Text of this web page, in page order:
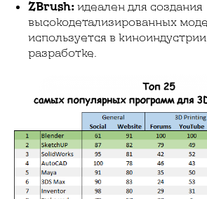
ZBrush: идеален для создания
высокодетализированных
используется в
разработке.